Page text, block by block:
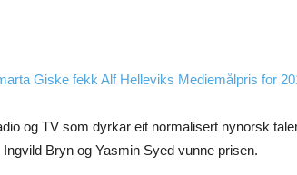
Giske fekk Alf Helleviks Mediemålpris for
og TV som dyrkar eit normalisert nynorsk
Bryn og Yasmin Syed vunne prisen.